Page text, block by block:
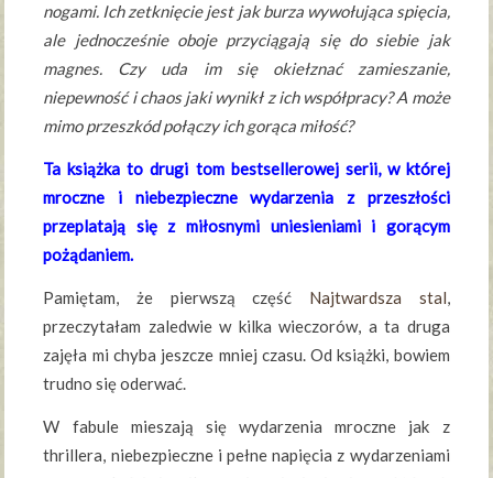
nogami. Ich zetknięcie jest jak burza wywołująca spięcia,
ale jednocześnie oboje przyciągają się do siebie jak
magnes. Czy uda im się okiełznać zamieszanie,
niepewność i chaos jaki wynikł z ich współpracy? A może
mimo przeszkód połączy ich gorąca miłość?
Ta książka to drugi tom bestsellerowej serii, w której
mroczne i niebezpieczne wydarzenia z przeszłości
przeplatają się z miłosnymi uniesieniami i gorącym
pożądaniem.
Pamiętam, że pierwszą część Najtwardsza stal,
przeczytałam zaledwie w kilka wieczorów, a ta druga
zajęła mi chyba jeszcze mniej czasu. Od książki, bowiem
trudno się oderwać.
W fabule mieszają się wydarzenia mroczne jak z
thrillera, niebezpieczne i pełne napięcia z wydarzeniami